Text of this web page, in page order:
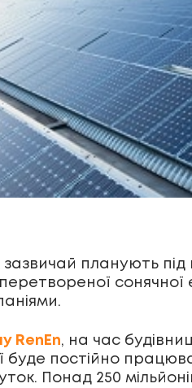
планують під
сонячної
RenEn, на час
буде постійно
Понад 250